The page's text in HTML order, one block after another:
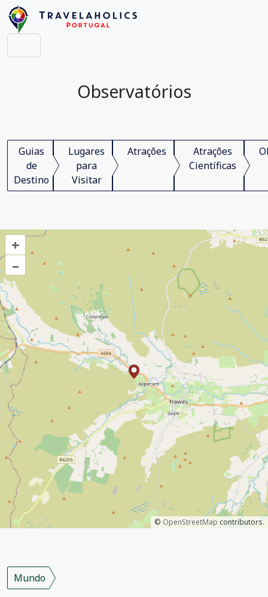
Observatórios
Guias
de
Destino
Lugares
para
Visitar
Atrações
Atrações
Científicas
+
–
© OpenStreetMap contributors.
Mundo